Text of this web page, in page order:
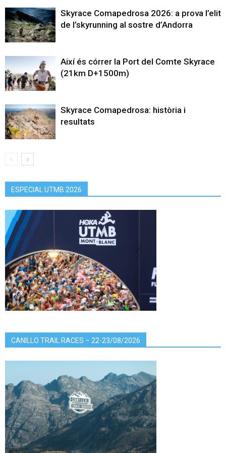
Skyrace Comapedrosa 2026: a prova l’elit
de l’skyrunning al sostre d’Andorra
Així és córrer la Port del Comte Skyrace
(21km D+1500m)
Skyrace Comapedrosa: història i
resultats
ESPECIAL UTMB 2026
CANILLO TRAIL RACES – 22-23/08/2026